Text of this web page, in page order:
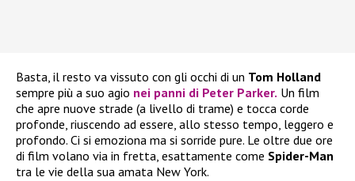
Basta, il resto va vissuto con gli occhi di un Tom Holland
sempre più a suo agio nei panni di Peter Parker. Un film
che apre nuove strade (a livello di trame) e tocca corde
profonde, riuscendo ad essere, allo stesso tempo, leggero e
profondo. Ci si emoziona ma si sorride pure. Le oltre due ore
di film volano via in fretta, esattamente come Spider-Man
tra le vie della sua amata New York.